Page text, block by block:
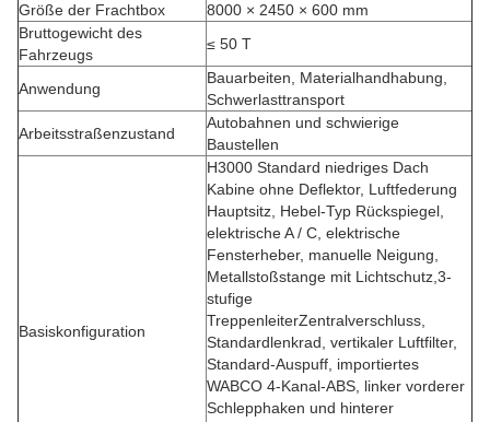
Größe der Frachtbox
8000 × 2450 × 600 mm
Bruttogewicht des
Fahrzeugs
≤ 50 T
Anwendung
Bauarbeiten, Materialhandhabung,
Schwerlasttransport
Arbeitsstraßenzustand
Autobahnen und schwierige
Baustellen
Basiskonfiguration
H3000 Standard niedriges Dach
Kabine ohne Deflektor, Luftfederung
Hauptsitz, Hebel-Typ Rückspiegel,
elektrische A / C, elektrische
Fensterheber, manuelle Neigung,
Metallstoßstange mit Lichtschutz,3-
stufige
TreppenleiterZentralverschluss,
Standardlenkrad, vertikaler Luftfilter,
Standard-Auspuff, importiertes
WABCO 4-Kanal-ABS, linker vorderer
Schlepphaken und hinterer